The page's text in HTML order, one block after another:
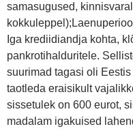
samasugused,
Iga krediidiandja kohta,
pankrotihalduritele.
suurimad tagasi oli
taotleda eraisikult
sissetulek on 600 eurot,
madalam igakuised